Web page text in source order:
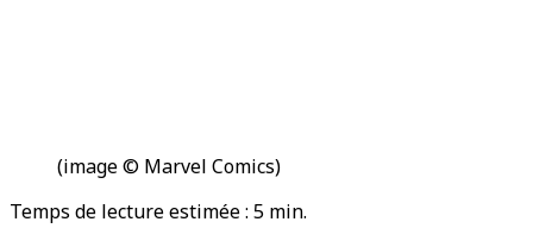
(image © Marvel Comics)
Temps de lecture estimée : 5 min.